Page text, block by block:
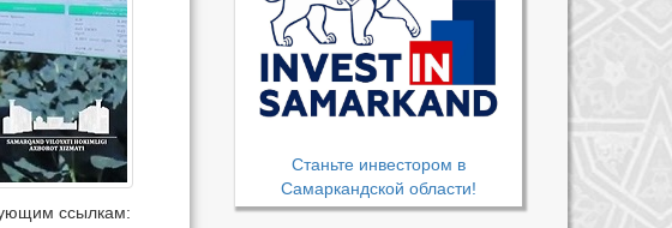
ссылкам:
Станьте инвестором в
Самаркандской области!